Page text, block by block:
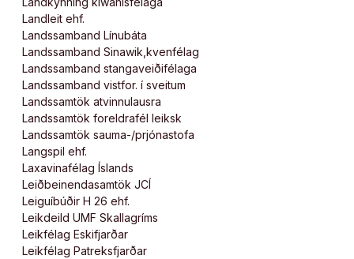
Landleit ehf.
Landssamband Línubáta
Landssamband Sinawik,kvenfélag
Landssamband stangaveiðifélaga
Landssamband vistfor. í sveitum
Landssamtök atvinnulausra
Landssamtök foreldrafél leiksk
Landssamtök sauma-/prjónastofa
Langspil ehf.
Laxavinafélag Íslands
Leiðbeinendasamtök JCÍ
Leiguíbúðir H 26 ehf.
Leikdeild UMF Skallagríms
Leikfélag Eskifjarðar
Leikfélag Patreksfjarðar